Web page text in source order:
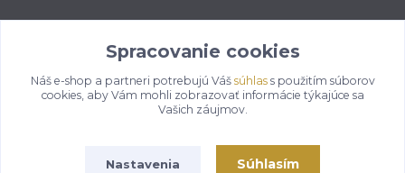
od 8:00 - do 16:00 hod
info@kotlikovesupravy.sk
Spracovanie cookies
Náš e-shop a partneri potrebujú Váš súhlass použitím súborov
cookies, aby Vám mohli zobrazovať informácie týkajúce sa
Vašich záujmov.
Nastavenia Súhlasím